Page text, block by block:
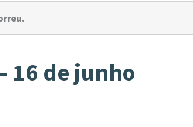
16 de junho